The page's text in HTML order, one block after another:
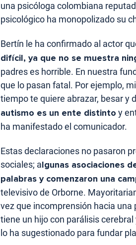
una psicóloga colombiana
psicológico ha monopolizado su
Bertín le ha confirmado al actor
difícil, ya que no se muestra
padres es horrible. En nuestra
que lo pasan fatal. Por ejemplo,
tiempo te quiere abrazar, besar y
autismo es un ente distinto y
ha manifestado el comunicador.
Estas declaraciones no pasaron
sociales; algunas asociaciones
palabras y comenzaron una
televisivo de Orborne.
vez que incomprensión hacia una
tiene un hijo con parálisis
lo ha sugestionado para fundar